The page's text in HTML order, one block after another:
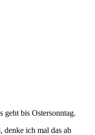
geht bis Ostersonntag.
denke ich mal das ab